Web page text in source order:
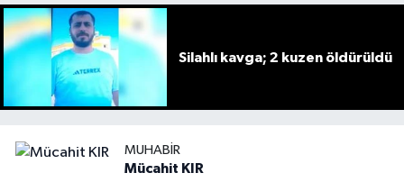
Silahlı kavga; 2 kuzen öldürüldü
MUHABIR
Mücahit KIR